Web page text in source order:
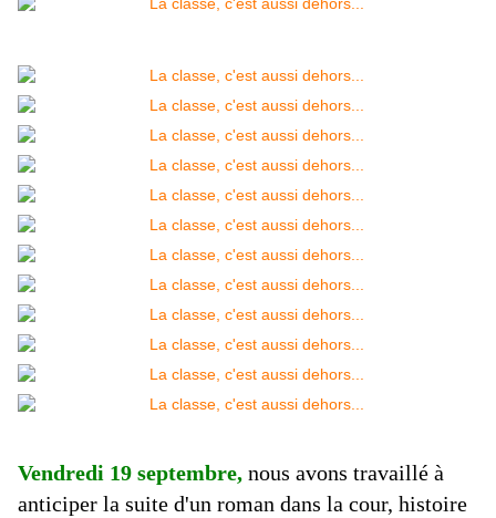
Vendredi 19 septembre, nous avons travaillé à
anticiper la suite d'un roman dans la cour, histoire